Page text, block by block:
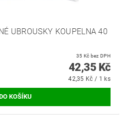
UBROUSKY KOUPELNA 40
35 Kč bez DPH
42,35 Kč
42,35 Kč / 1 ks